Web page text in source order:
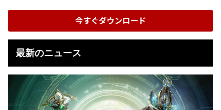
今すぐダウンロード
最新のニュース